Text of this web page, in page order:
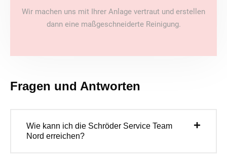
Wir machen uns mit Ihrer Anlage vertraut und erstellen
dann eine maßgeschneiderte Reinigung.
Fragen und Antworten
Wie kann ich die Schröder Service Team
Nord erreichen?